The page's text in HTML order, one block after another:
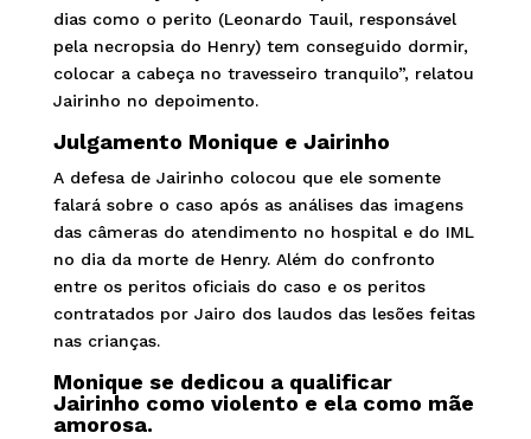
dias como o perito (Leonardo Tauil, responsável
pela necropsia do Henry) tem conseguido dormir,
colocar a cabeça no travesseiro tranquilo”, relatou
Jairinho no depoimento.
Julgamento Monique e Jairinho
A defesa de Jairinho colocou que ele somente
falará sobre o caso após as análises das imagens
das câmeras do atendimento no hospital e do IML
no dia da morte de Henry. Além do confronto
entre os peritos oficiais do caso e os peritos
contratados por Jairo dos laudos das lesões feitas
nas crianças.
Monique se dedicou a qualificar
Jairinho como violento e ela como mãe
amorosa.